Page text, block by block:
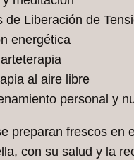
de Liberación de
energética
al aire libre
personal y
preparan frescos en
con su salud y la